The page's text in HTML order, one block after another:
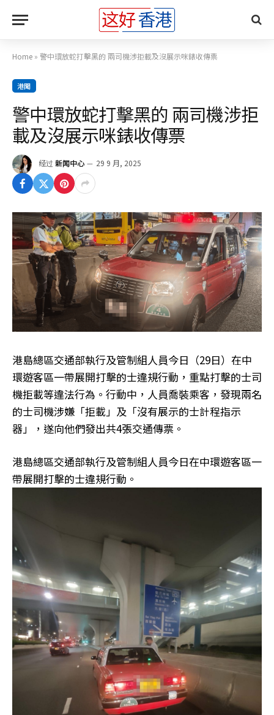
Home » 警中環放蛇打擊黑的 兩司機涉拒載及沒展示咪錶收傳票
港聞
警中環放蛇打擊黑的 兩司機涉拒
載及沒展示咪錶收傳票
经过 新闻中心 29 9 月, 2025
港島總區交通部執行及管制組人員今日（29日）在中
環遊客區一帶展開打擊的士違規行動，重點打擊的士司
機拒載等違法行為。行動中，人員喬裝乘客，發現兩名
的士司機涉嫌「拒載」及「沒有展示的士計程指示
器」，遂向他們發出共4張交通傳票。
港島總區交通部執行及管制組人員今日在中環遊客區一
帶展開打擊的士違規行動。